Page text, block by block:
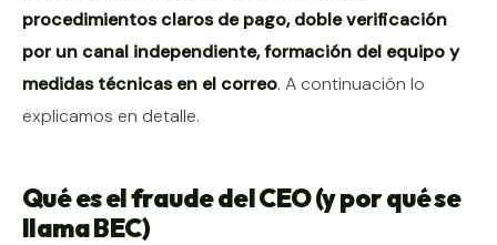
procedimientos claros de pago, doble verificación
por un canal independiente, formación del equipo y
medidas técnicas en el correo. A continuación lo
explicamos en detalle.
Qué es el fraude del CEO (y por qué se
llama BEC)